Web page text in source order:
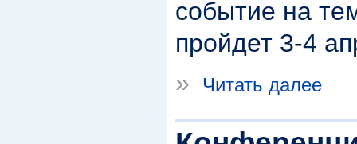
событие на
пройдет 3-4
»
Читать далее